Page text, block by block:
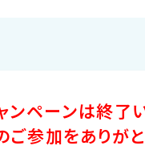
ンペーンは終了
ご参加をありが